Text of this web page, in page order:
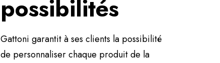
possibilités
Gattoni garantit à ses clients la possibilité
de personnaliser chaque produit de la